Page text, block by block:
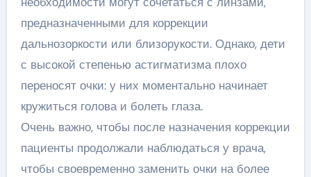
предназначенными для коррекции
дальнозоркости или близорукости. Однако, дети
с высокой степенью астигматизма плохо
переносят очки: у них моментально начинает
кружиться голова и болеть глаза.
Очень важно, чтобы после назначения коррекции
пациенты продолжали наблюдаться у врача,
чтобы своевременно заменить очки на более